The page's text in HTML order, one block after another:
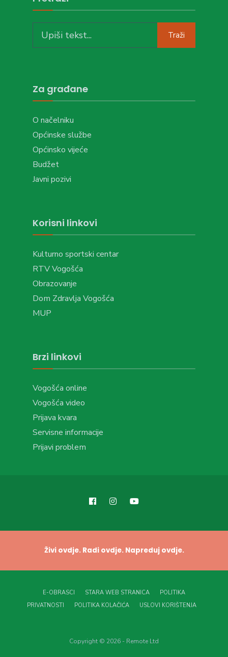
for:
Traži
Za građane
O načelniku
Općinske službe
Općinsko vijeće
Budžet
Javni pozivi
Korisni linkovi
Kulturno sportski centar
RTV Vogošća
Obrazovanje
Dom Zdravlja Vogošća
MUP
Brzi linkovi
Vogošća online
Vogošća video
Prijava kvara
Servisne informacije
Prijavi problem
Živi ovdje. Radi ovdje. Napreduj ovdje.
E-OBRASCI STARA WEB STRANICA
POLITIKA
PRIVATNOSTI
POLITIKA KOLAČIĆA USLOVI KORIŠTENJA
Copyright © 2026 - Remote Ltd